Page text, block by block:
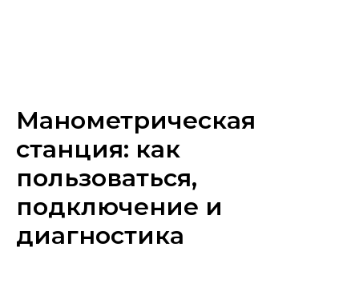
Манометрическая
станция: как
пользоваться,
подключение и
диагностика